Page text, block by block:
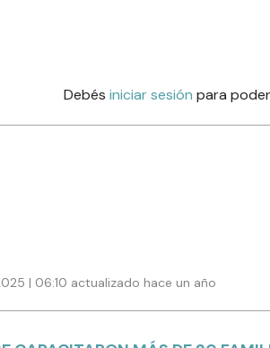
Debés iniciar sesión para
| 06:10 actualizado hace un año